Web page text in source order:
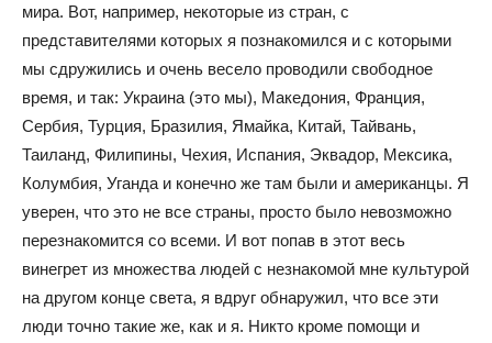
мира. Вот, например, некоторые из стран, с
представителями которых я познакомился и с которыми
мы сдружились и очень весело проводили свободное
время, и так: Украина (это мы), Македония, Франция,
Сербия, Турция, Бразилия, Ямайка, Китай, Тайвань,
Таиланд, Филипины, Чехия, Испания, Эквадор, Мексика,
Колумбия, Уганда и конечно же там были и американцы. Я
уверен, что это не все страны, просто было невозможно
перезнакомится со всеми. И вот попав в этот весь
винегрет из множества людей с незнакомой мне культурой
на другом конце света, я вдруг обнаружил, что все эти
люди точно такие же, как и я. Никто кроме помощи и